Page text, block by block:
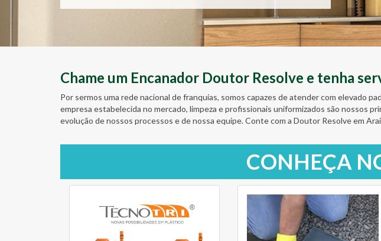
Chame um Encanador Doutor Resolve e tenha
Por sermos uma rede nacional de franquias, somos capazes de atender com elevado
empresa estabelecida no mercado, limpeza e profissionais uniformizados são nossos
evolução de nossos processos e de nossa equipe. Conte com a Doutor Resolve em
CONHEÇA